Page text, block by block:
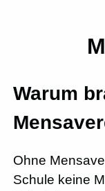
Warum
Ohne
Schule keine